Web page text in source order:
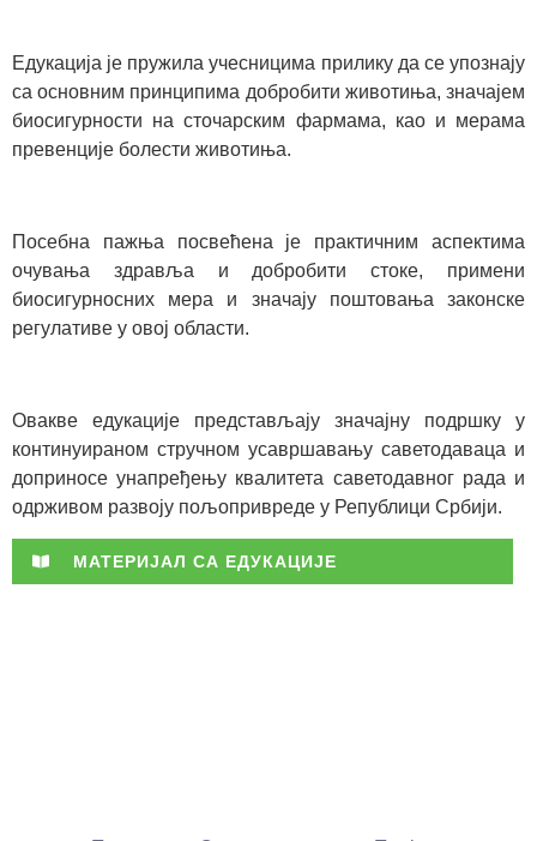
Едукација је пружила учесницима прилику да се упознају
са основним принципима добробити животиња, значајем
биосигурности на сточарским фармама, као и мерама
превенције болести животиња.
Посебна пажња посвећена је практичним аспектима
очувања здравља и добробити стоке, примени
биосигурносних мера и значају поштовања законске
регулативе у овој области.
Овакве едукације представљају значајну подршку у
континуираном стручном усавршавању саветодаваца и
доприносе унапређењу квалитета саветодавног рада и
одрживом развоју пољопривреде у Републици Србији.
МАТЕРИЈАЛ СА ЕДУКАЦИЈЕ